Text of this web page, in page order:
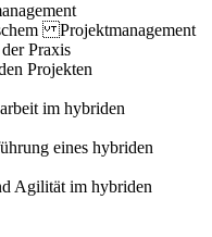
Projektmanagement
Praxis
Projekten
im hybriden
eines hybriden
Agilität im hybriden